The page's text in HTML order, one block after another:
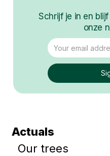
Schrijf je in en
onze
Actuals
Our trees